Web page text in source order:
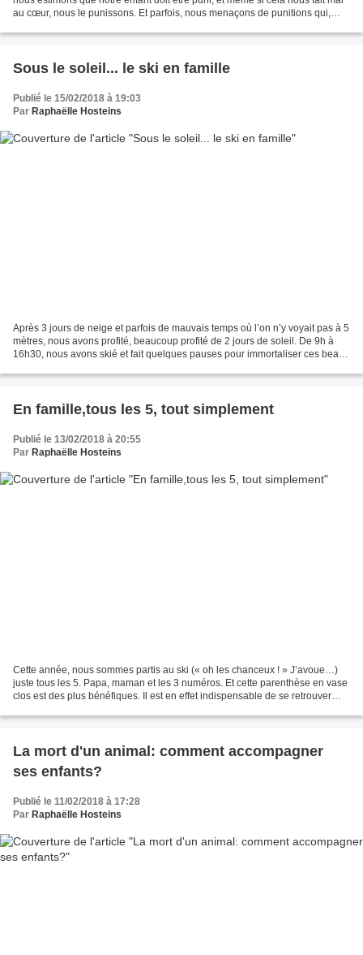
au cœur, nous le punissons. Et parfois, nous menaçons de punitions qui,
Sous le soleil... le ski en famille
Publié le 15/02/2018 à 19:03
Par Raphaëlle Hosteins
Après 3 jours de neige et parfois de mauvais temps où l’on n’y voyait pas à 5
mètres, nous avons profité, beaucoup profité de 2 jours de soleil. De 9h à
16h30, nous avons skié et fait quelques pauses pour immortaliser ces beaux
En famille,tous les 5, tout simplement
Publié le 13/02/2018 à 20:55
Par Raphaëlle Hosteins
Cette année, nous sommes partis au ski (« oh les chanceux ! » J’avoue…)
juste tous les 5. Papa, maman et les 3 numéros. Et cette parenthèse en vase
clos est des plus bénéfiques. Il est en effet indispensable de se retrouver
La mort d'un animal: comment accompagner
ses enfants?
Publié le 11/02/2018 à 17:28
Par Raphaëlle Hosteins